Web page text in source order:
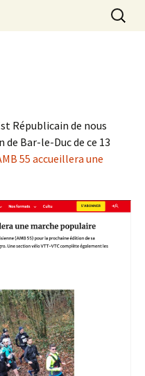
Multisports
course à pied,
Républicain de nous
Bar-le-Duc de ce 13
55 accueillera une